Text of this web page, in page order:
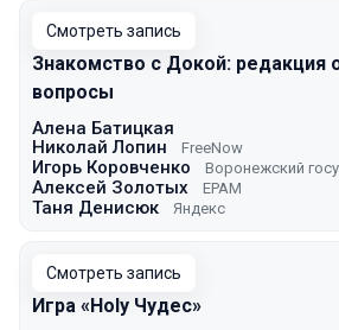
Смотреть запись
Знакомство с Докой: редакция
вопросы
Алена Батицкая
Николай Лопин
FreeNow
Игорь Коровченко
Алексей Золотых EPAM
Таня Денисюк Яндекс
Смотреть запись
Игра «Holy Чудес»